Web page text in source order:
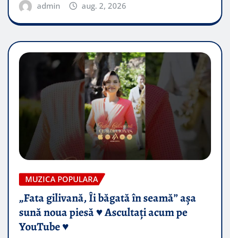
admin aug. 2, 2026
MUZICA POPULARA
„Fata gilivană, Îi băgată în seamă” așa
sună noua piesă ♥️ Ascultați acum pe
YouTube ♥️